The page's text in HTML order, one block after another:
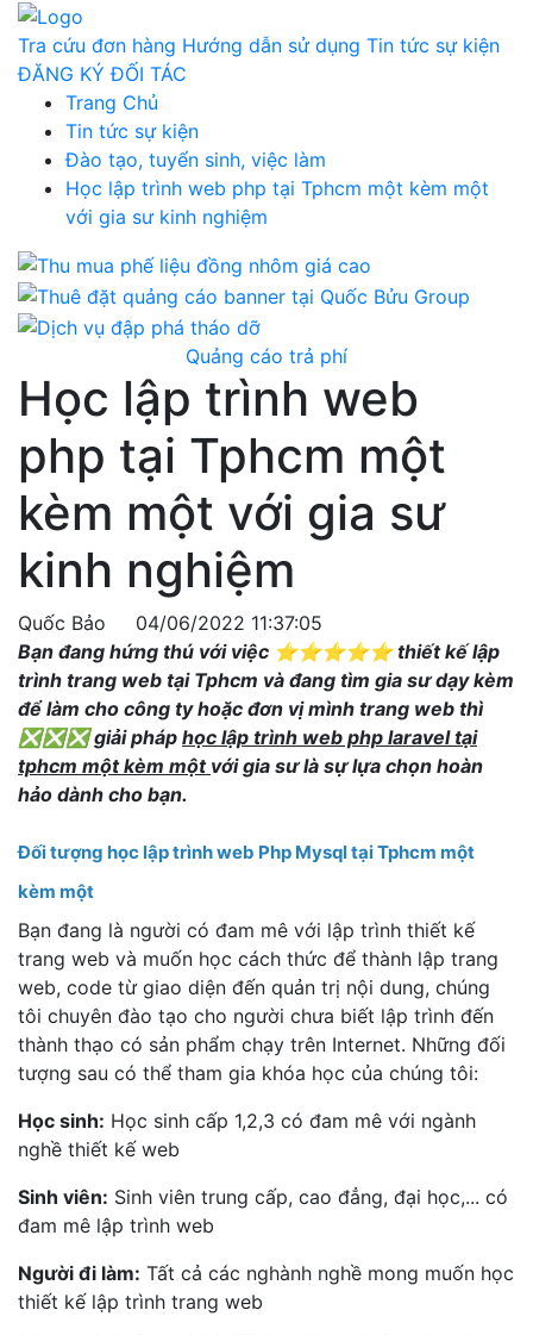
Tra cứu đơn hàng Hướng dẫn sử dụng Tin tức sự kiện
ĐĂNG KÝ ĐỐI TÁC
Trang Chủ
Tin tức sự kiện
Đào tạo, tuyển sinh, việc làm
Học lập trình web php tại Tphcm một kèm một
với gia sư kinh nghiệm
Quảng cáo trả phí
Học lập trình web
php tại Tphcm một
kèm một với gia sư
kinh nghiệm
Quốc Bảo 04/06/2022 11:37:05
Bạn đang hứng thú với việc ⭐⭐⭐⭐⭐ thiết kế lập
trình trang web tại Tphcm và đang tìm gia sư dạy kèm
để làm cho công ty hoặc đơn vị mình trang web thì
❎❎❎ giải pháp học lập trình web php laravel tại
tphcm một kèm một với gia sư là sự lựa chọn hoàn
hảo dành cho bạn.
Đối tượng học lập trình web Php Mysql tại Tphcm một
kèm một
Bạn đang là người có đam mê với lập trình thiết kế
trang web và muốn học cách thức để thành lập trang
web, code từ giao diện đến quản trị nội dung, chúng
tôi chuyên đào tạo cho người chưa biết lập trình đến
thành thạo có sản phẩm chạy trên Internet. Những đối
tượng sau có thể tham gia khóa học của chúng tôi:
Học sinh: Học sinh cấp 1,2,3 có đam mê với ngành
nghề thiết kế web
Sinh viên: Sinh viên trung cấp, cao đẳng, đại học,... có
đam mê lập trình web
Người đi làm: Tất cả các nghành nghề mong muốn học
thiết kế lập trình trang web